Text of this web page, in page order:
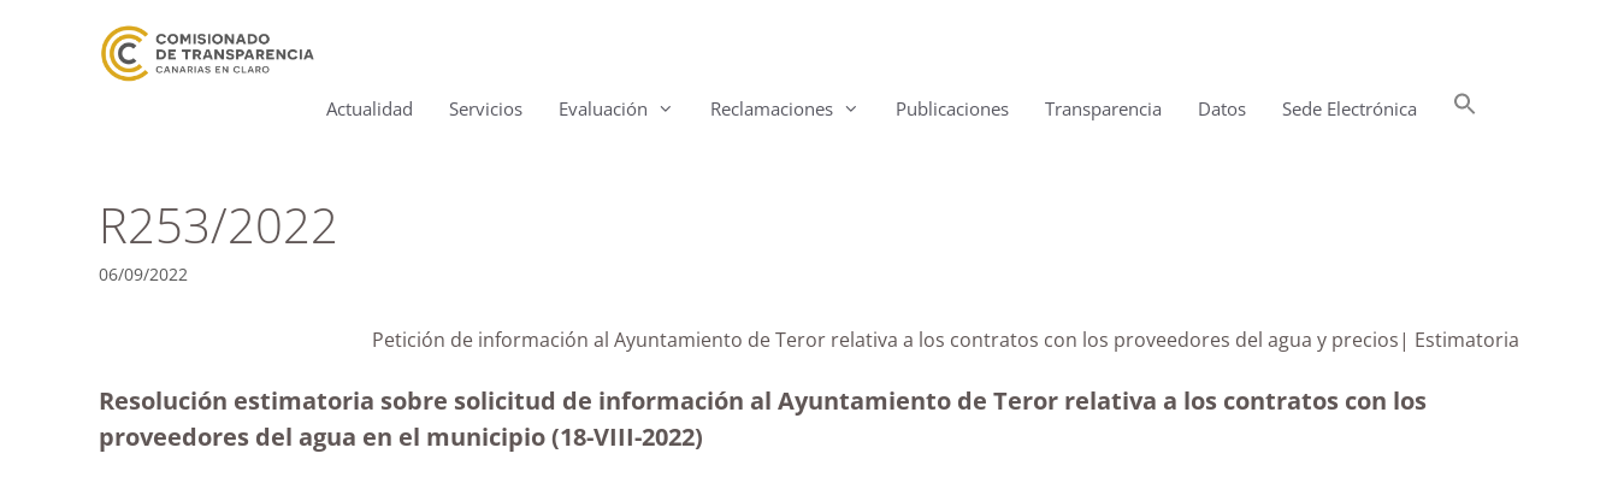
Actualidad Servicios Evaluación Reclamaciones Publicaciones Transparencia Datos Sede Electrónica
R253/2022
06/09/2022
Petición de información al Ayuntamiento de Teror relativa a los contratos con los proveedores del agua y precios| Estimatoria
Resolución estimatoria sobre solicitud de información al Ayuntamiento de Teror relativa a los contratos con los
proveedores del agua en el municipio (18-VIII-2022)